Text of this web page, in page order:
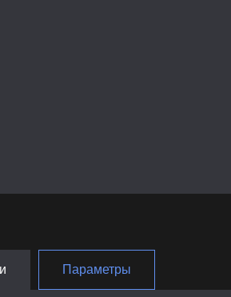
Параметры